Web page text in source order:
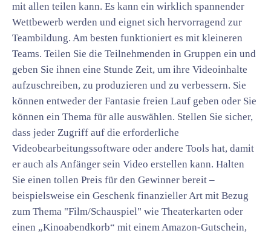
mit allen teilen kann. Es kann ein wirklich spannender
Wettbewerb werden und eignet sich hervorragend zur
Teambildung. Am besten funktioniert es mit kleineren
Teams. Teilen Sie die Teilnehmenden in Gruppen ein und
geben Sie ihnen eine Stunde Zeit, um ihre Videoinhalte
aufzuschreiben, zu produzieren und zu verbessern. Sie
können entweder der Fantasie freien Lauf geben oder Sie
können ein Thema für alle auswählen. Stellen Sie sicher,
dass jeder Zugriff auf die erforderliche
Videobearbeitungssoftware oder andere Tools hat, damit
er auch als Anfänger sein Video erstellen kann. Halten
Sie einen tollen Preis für den Gewinner bereit –
beispielsweise ein Geschenk finanzieller Art mit Bezug
zum Thema "Film/Schauspiel" wie Theaterkarten oder
einen „Kinoabendkorb“ mit einem Amazon-Gutschein,